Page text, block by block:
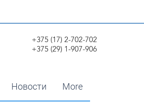
+375 (17) 2-702-702
+375 (29) 1-907-906
Новости More